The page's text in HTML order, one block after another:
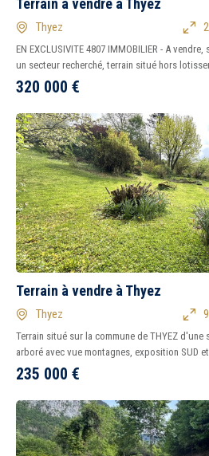
Terrain à vendre à Thyez
Thyez
EN EXCLUSIVITE 4807 IMMOBILIER - A
un secteur recherché, terrain situé hors
320 000 €
Terrain à vendre à Thyez
Thyez
Terrain situé sur la commune de THYEZ d'une
arboré avec vue montagnes, exposition SUD
235 000 €